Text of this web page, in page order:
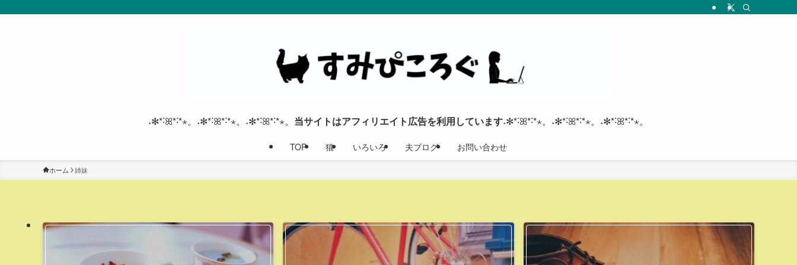
TOP 猫 いろいろ 夫ブログ お問い合わせ
˖✻*˸ꕤ*˸*⋆。˖✻*˸ꕤ*˸*⋆。˖✻*˸ꕤ*˸*⋆。 当サイトはアフィリエイト広告を利用しています˖✻*˸ꕤ*˸*⋆。˖✻*˸ꕤ*˸*⋆。˖✻*˸ꕤ*˸*⋆。
ホーム 姉妹